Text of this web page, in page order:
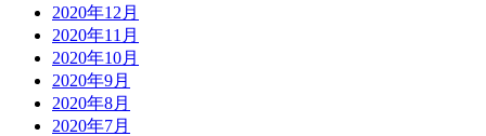
2020年12月
2020年11月
2020年10月
2020年9月
2020年8月
2020年7月